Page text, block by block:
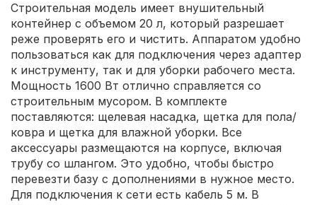
Строительная модель имеет внушительный
контейнер с объемом 20 л, который разрешает
реже проверять его и чистить. Аппаратом удобно
пользоваться как для подключения через адаптер
к инструменту, так и для уборки рабочего места.
Мощность 1600 Вт отлично справляется со
строительным мусором. В комплекте
поставляются: щелевая насадка, щетка для пола/
ковра и щетка для влажной уборки. Все
аксессуары размещаются на корпусе, включая
трубу со шлангом. Это удобно, чтобы быстро
перевезти базу с дополнениями в нужное место.
Для подключения к сети есть кабель 5 м. В